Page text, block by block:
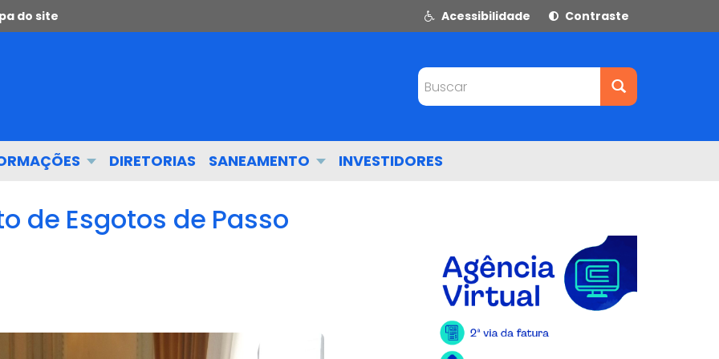
do site Acessibilidade Contraste
Buscar
DIRETORIAS SANEAMENTO INVESTIDORES
de Esgotos de Passo